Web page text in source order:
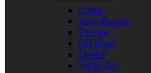
Urban
Sport/Racing
Touring
Off Road
Detské
Voľný čas